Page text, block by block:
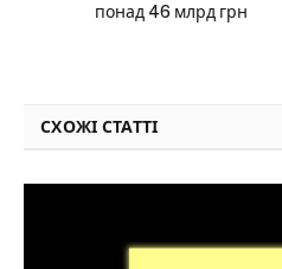
понад 46 млрд грн
СХОЖІ СТАТТІ